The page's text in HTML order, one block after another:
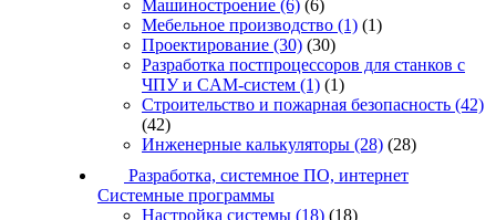
Машиностроение (6) (6)
Мебельное производство (1) (1)
Проектирование (30) (30)
Разработка постпроцессоров для станков с
ЧПУ и CAM-систем (1) (1)
Строительство и пожарная безопасность (42)
(42)
Инженерные калькуляторы (28) (28)
Разработка, системное ПО, интернет
Системные программы
Настройка системы (18) (18)